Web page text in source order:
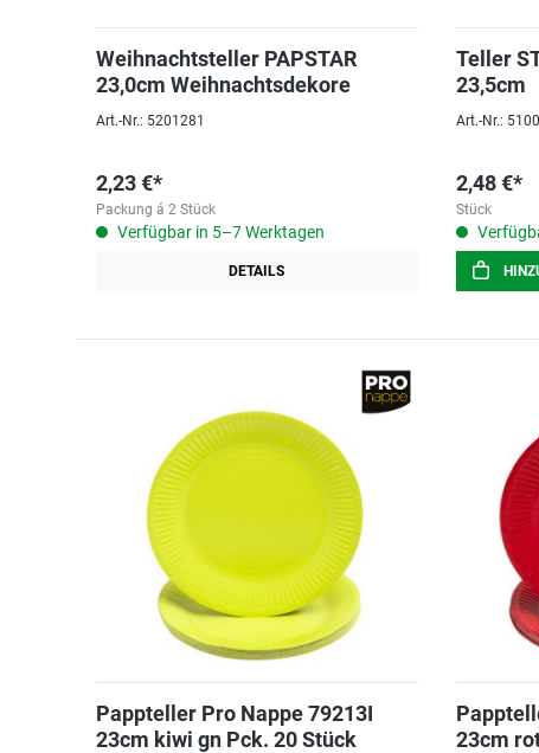
Weihnachtsteller PAPSTAR
23,0cm Weihnachtsdekore
Art.-Nr.: 5201281
2,23 €*
Packung á 2 Stück
Verfügbar in 5–7 Werktagen
DETAILS
Teller
23,5cm
Art.-Nr.:
2,48 €*
Stück
Pappteller Pro Nappe 79213I
23cm kiwi gn Pck. 20 Stück
23cm